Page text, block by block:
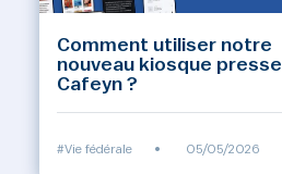
Comment utiliser notre
nouveau kiosque presse
Cafeyn ?
#Vie fédérale • 05/05/2026